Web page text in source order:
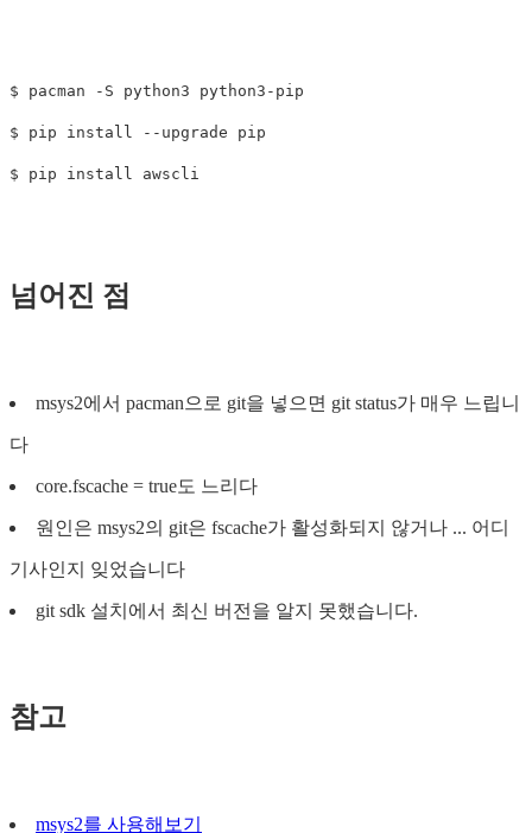
$ pacman -S
$ pip install --upgrade
$ pip install
넘어진 점
msys2에서 pacman으로 git을 넣으면 git status가 매우 느립니
다
core.fscache = true도 느리다
원인은 msys2의 git은 fscache가 활성화되지 않거나 ... 어디
기사인지 잊었습니다
git sdk 설치에서 최신 버전을 알지 못했습니다.
참고
msys2를 사용해보기